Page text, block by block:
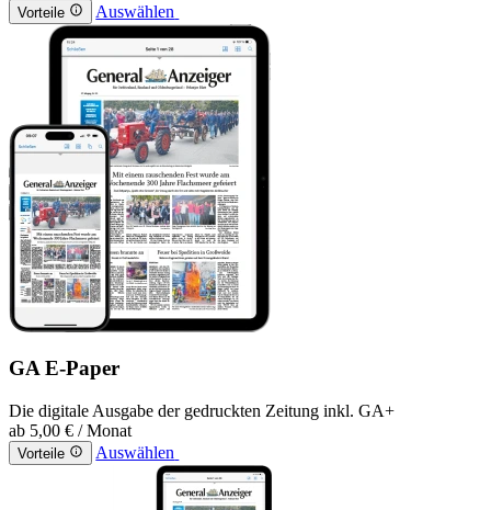
Vorteile Auswählen
GA E-Paper
Die digitale Ausgabe der gedruckten Zeitung inkl. GA+
ab 5,00 € / Monat
Vorteile Auswählen